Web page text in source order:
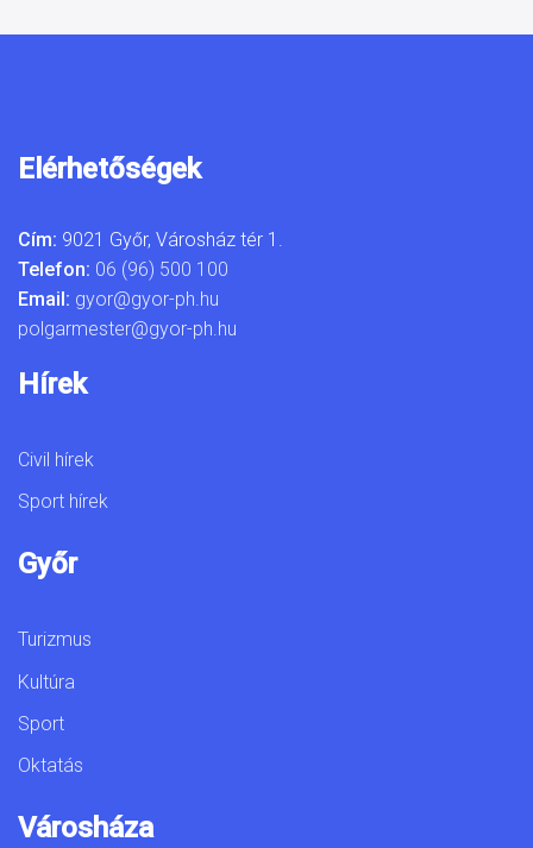
Elérhetőségek
Cím: 9021 Győr, Városház tér 1.
Telefon: 06 (96) 500 100
Email: gyor@gyor-ph.hu
polgarmester@gyor-ph.hu
Hírek
Civil hírek
Sport hírek
Győr
Turizmus
Kultúra
Sport
Oktatás
Városháza